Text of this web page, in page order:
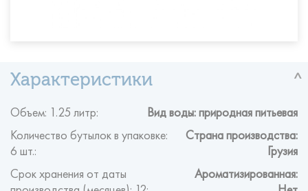
Объем: 1.25 литр: Вид воды: природная питьевая
Количество бутылок в упаковке:
6 шт.:
Страна производства:
Грузия
Срок хранения от даты
производства (месяцев): 12:
Ароматизированная:
Нет